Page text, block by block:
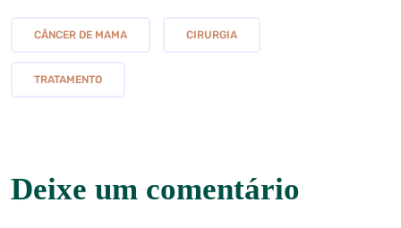
CÂNCER DE MAMA CIRURGIA
TRATAMENTO
Deixe um comentário